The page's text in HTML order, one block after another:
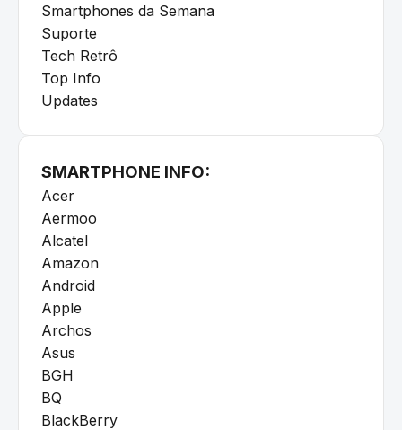
Smartphones da Semana
Suporte
Tech Retrô
Top Info
Updates
SMARTPHONE INFO:
Acer
Aermoo
Alcatel
Amazon
Android
Apple
Archos
Asus
BGH
BQ
BlackBerry